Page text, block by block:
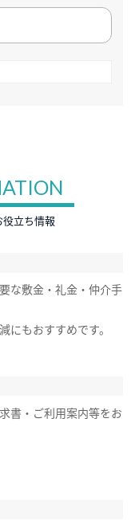
立ち情報
な敷金・礼金・仲介手
にもおすすめです。
書・ご利用案内等をお